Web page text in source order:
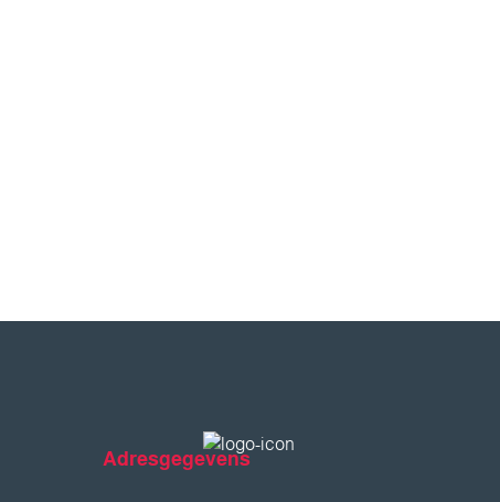
Adresgegevens